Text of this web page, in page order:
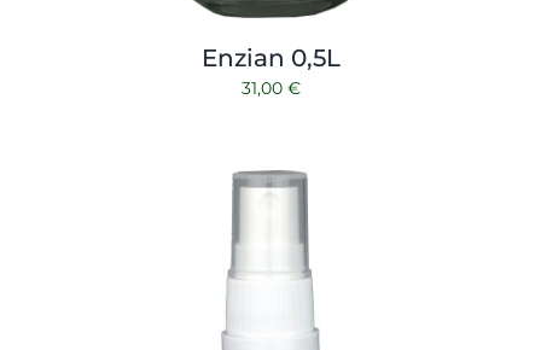
Enzian 0,5L
31,00 €